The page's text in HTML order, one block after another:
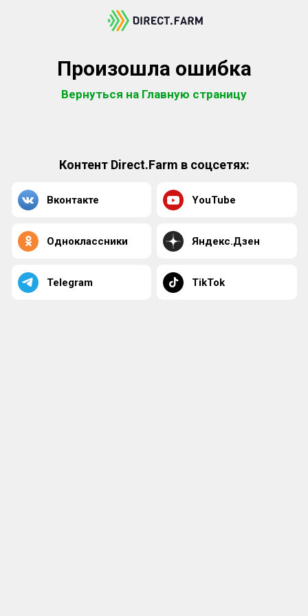
Произошла ошибка
Вернуться на Главную страницу
Контент Direct.Farm в соцсетях:
Вконтакте YouTube
Одноклассники Яндекс.Дзен
Telegram TikTok